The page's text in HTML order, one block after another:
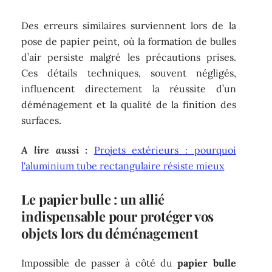
Des erreurs similaires surviennent lors de la
pose de papier peint, où la formation de bulles
d’air persiste malgré les précautions prises.
Ces détails techniques, souvent négligés,
influencent directement la réussite d’un
déménagement et la qualité de la finition des
surfaces.
A lire aussi :
Projets extérieurs : pourquoi
l'aluminium tube rectangulaire résiste mieux
Le papier bulle : un allié
indispensable pour protéger vos
objets lors du déménagement
Impossible de passer à côté dupapier bulle